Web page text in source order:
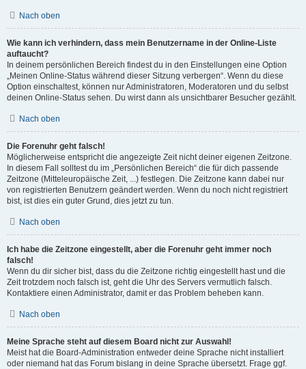
Nach oben
Wie kann ich verhindern, dass mein Benutzername in der Online-Liste
auftaucht?
In deinem persönlichen Bereich findest du in den Einstellungen eine Option
„Meinen Online-Status während dieser Sitzung verbergen“. Wenn du diese
Option einschaltest, können nur Administratoren, Moderatoren und du selbst
deinen Online-Status sehen. Du wirst dann als unsichtbarer Besucher gezählt.
Nach oben
Die Forenuhr geht falsch!
Möglicherweise entspricht die angezeigte Zeit nicht deiner eigenen Zeitzone.
In diesem Fall solltest du im „Persönlichen Bereich“ die für dich passende
Zeitzone (Mitteleuropäische Zeit, ...) festlegen. Die Zeitzone kann dabei nur
von registrierten Benutzern geändert werden. Wenn du noch nicht registriert
bist, ist dies ein guter Grund, dies jetzt zu tun.
Nach oben
Ich habe die Zeitzone eingestellt, aber die Forenuhr geht immer noch
falsch!
Wenn du dir sicher bist, dass du die Zeitzone richtig eingestellt hast und die
Zeit trotzdem noch falsch ist, geht die Uhr des Servers vermutlich falsch.
Kontaktiere einen Administrator, damit er das Problem beheben kann.
Nach oben
Meine Sprache steht auf diesem Board nicht zur Auswahl!
Meist hat die Board-Administration entweder deine Sprache nicht installiert
oder niemand hat das Forum bislang in deine Sprache übersetzt. Frage ggf.